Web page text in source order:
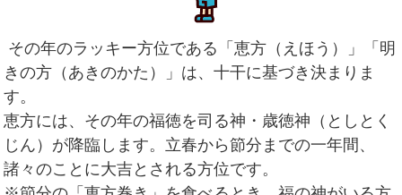
その年のラッキー方位である「恵方（えほう）」「明
きの方（あきのかた）」は、十干に基づき決まりま
す。
恵方には、その年の福徳を司る神・歳徳神（としとく
じん）が降臨します。立春から節分までの一年間、
諸々のことに大吉とされる方位です。